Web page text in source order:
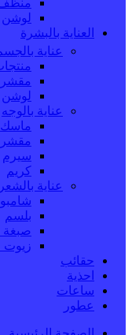
لوشن
العناية بالبشرة
عناية
مقشر
لوشن
عناية بالوجه
ماسك
مقشر
سيرم
كريم
عناية بالشعر
شامبو
بلسم
صبغة
زيوت
حقائب
احذية
ساعات
عطور